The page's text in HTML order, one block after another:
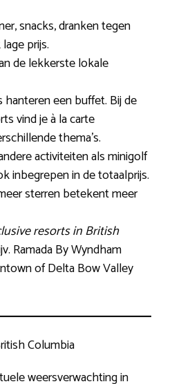
snacks, dranken tegen
prijs.
de lekkerste lokale
een buffet. Bij de
vind je à la carte
thema’s.
activiteiten als minigolf
inbegrepen in de totaalprijs.
sterren betekent meer
resorts in British
Ramada By Wyndham
of Delta Bow Valley
Columbia
weersverwachting in